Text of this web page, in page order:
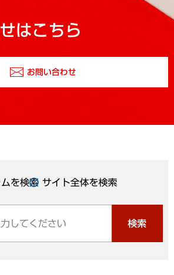
はこちら
お問い合わせ
を検索 サイト全体を検索
検索